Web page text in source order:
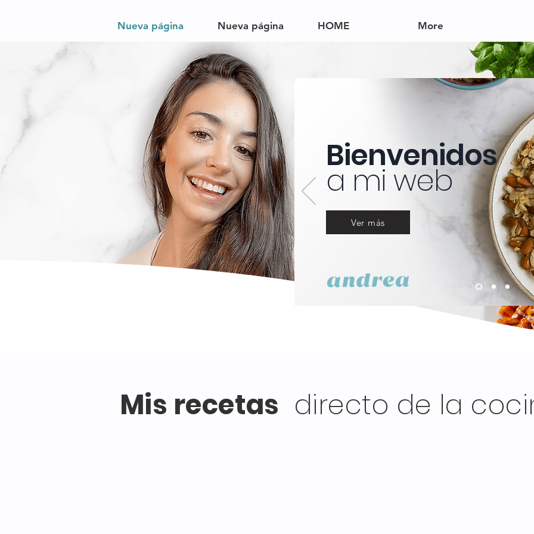
Nueva página Nueva página HOME More
Bienvenidos
a mi web
Ver más
Mis recetas directo de la